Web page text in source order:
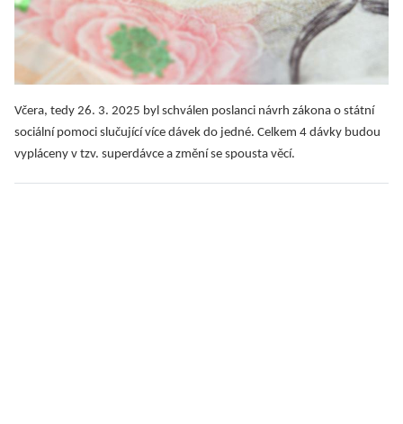
Včera, tedy 26. 3. 2025 byl schválen poslanci návrh zákona o státní
sociální pomoci slučující více dávek do jedné. Celkem 4 dávky budou
vypláceny v tzv. superdávce a změní se spousta věcí.